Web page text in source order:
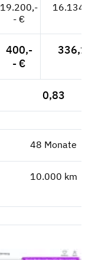
19.200,-
- €
16.134,45 €
400,-
- €
336,13 €
0,83
48 Monate
10.000 km